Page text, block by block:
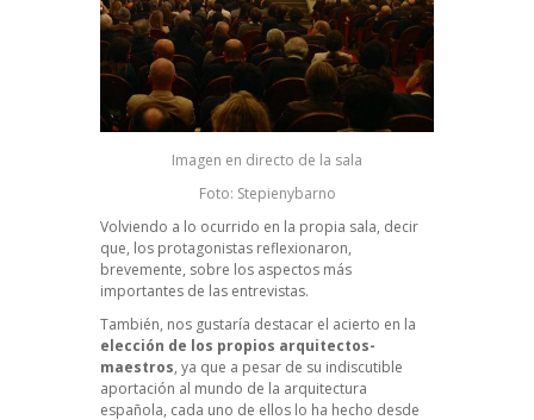
Imagen en directo de la sala
Foto: Stepienybarno
Volviendo a lo ocurrido en la propia sala, decir
que, los protagonistas reflexionaron,
brevemente, sobre los aspectos más
importantes de las entrevistas.
También, nos gustaría destacar el acierto en la
elección de los propios arquitectos-
maestros, ya que a pesar de su indiscutible
aportación al mundo de la arquitectura
española, cada uno de ellos lo ha hecho desde